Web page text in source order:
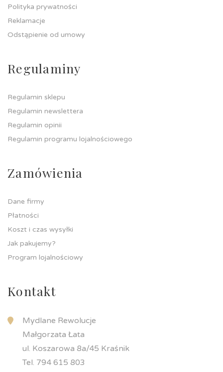
Polityka prywatności
Reklamacje
Odstąpienie od umowy
Regulaminy
Regulamin sklepu
Regulamin newslettera
Regulamin opinii
Regulamin programu lojalnościowego
Zamówienia
Dane firmy
Płatności
Koszt i czas wysyłki
Jak pakujemy?
Program lojalnościowy
Kontakt
Mydlane Rewolucje
Małgorzata Łata
ul. Koszarowa 8a/45 Kraśnik
Tel. 794 615 803